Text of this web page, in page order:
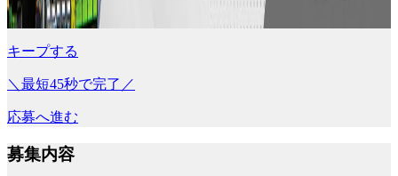
キープする
＼最短45秒で完了／
応募へ進む
募集内容